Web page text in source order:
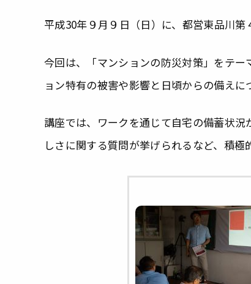
平成30年９月９日（日）に、都営東品川
今回は、「マンションの防災対策」をテ
ョン特有の被害や影響と日頃からの備えに
講座では、ワークを通じて自宅の備蓄状
しさに関する質問が挙げられるなど、積極